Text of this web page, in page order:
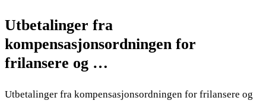
Utbetalinger fra
kompensasjonsordningen for
frilansere og …
Utbetalinger fra kompensasjonsordningen for frilansere og